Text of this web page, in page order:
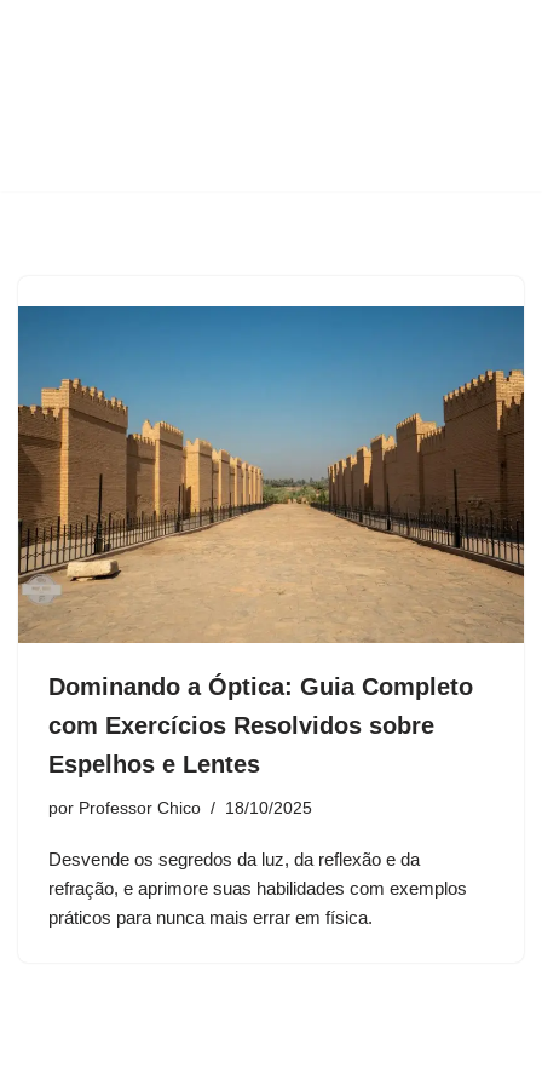
Dominando a Óptica: Guia Completo
com Exercícios Resolvidos sobre
Espelhos e Lentes
por Professor Chico 18/10/2025
Desvende os segredos da luz, da reflexão e da
refração, e aprimore suas habilidades com exemplos
práticos para nunca mais errar em física.